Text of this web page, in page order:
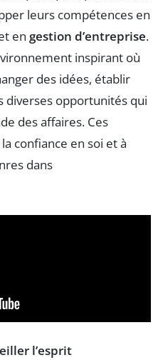
leurs compétences en
en gestion d’entreprise.
inspirant où
des idées, établir
diverses opportunités qui
des affaires. Ces
confiance en soi et à
dans
l’esprit